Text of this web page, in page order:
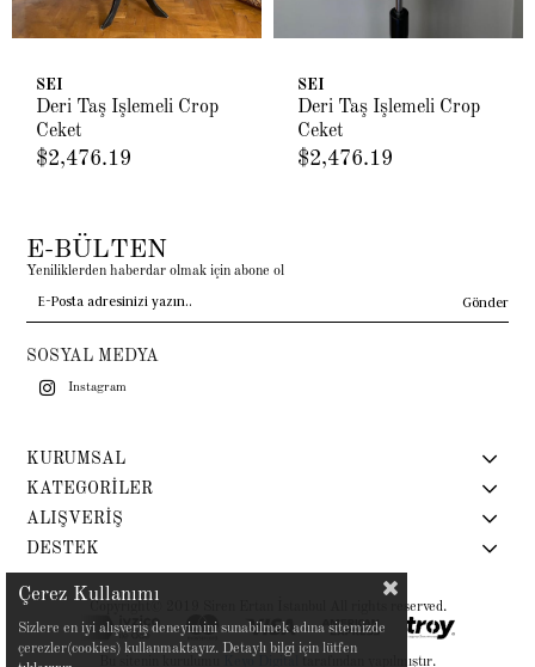
SEI
Deri Taş İşlemeli Crop
Ceket
$2,476.19
SEI
Deri Taş İşlemeli Crop
Ceket
$2,476.19
E-BÜLTEN
Yeniliklerden haberdar olmak için abone ol
Gönder
SOSYAL MEDYA
Instagram
KURUMSAL
KATEGORİLER
ALIŞVERİŞ
DESTEK
Copyright© 2019 Siren Ertan İstanbul All rights reserved.
tarafından yapılmıştır.
Çerez Kullanımı
Sizlere en iyi alışveriş deneyimini sunabilmek adına sitemizde
çerezler(cookies) kullanmaktayız. Detaylı bilgi için lütfen